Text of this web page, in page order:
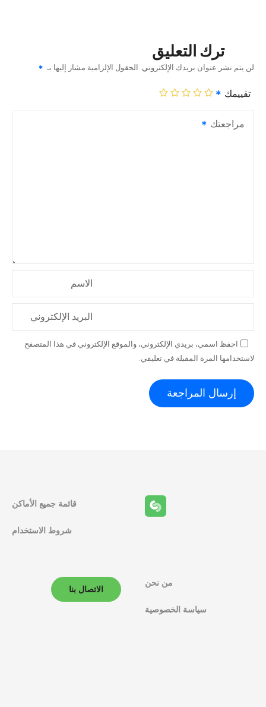
ترك التعليق
لن يتم نشر عنوان بريدك الإلكتروني. الحقول الإلزامية مشار إليها بـ
تقييمك
مراجعتك
الاسم
البريد الإلكتروني
احفظ اسمي، بريدي الإلكتروني، والموقع الإلكتروني في هذا المتصفح
لاستخدامها المرة المقبلة في تعليقي.
قائمة جميع الأماكن
شروط الاستخدام
من نحن
سياسة الخصوصية
الاتصال بنا